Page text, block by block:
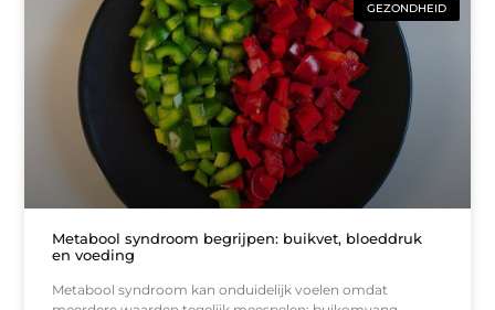
GEZONDHEID
Metabool syndroom begrijpen: buikvet, bloeddruk
en voeding
Metabool syndroom kan onduidelijk voelen omdat